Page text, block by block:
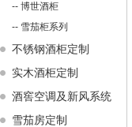
-- 博世酒柜
-- 雪茄柜系列
不锈钢酒柜定制
实木酒柜定制
酒窖空调及新风系统
雪茄房定制